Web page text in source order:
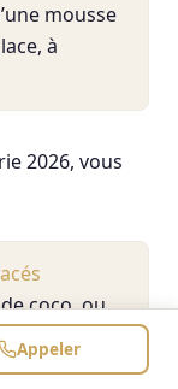
mousse
à
2026, vous
coco, ou
les besoins
;
Appeler